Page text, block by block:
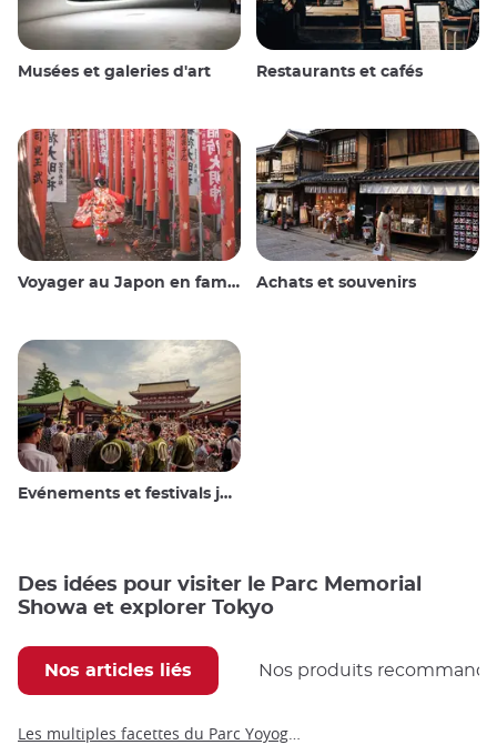
Musées et galeries d'art Restaurants et cafés
Voyager au Japon en famille Achats et souvenirs
Evénements et festivals japonais
Des idées pour visiter le Parc Memorial
Showa et explorer Tokyo
Nos articles liés Nos produits
Les multiples facettes du Parc Yoyogi Koen